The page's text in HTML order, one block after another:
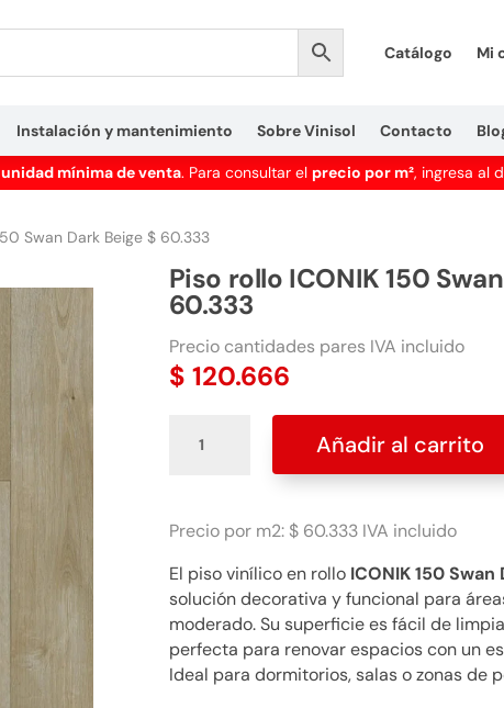
Catálogo Mi
Instalación y mantenimiento Sobre Vinisol Contacto
unidad mínima de venta. Para consultar el precio por m², ingresa al
Swan Dark Beige $ 60.333
Piso rollo ICONIK 150
60.333
Precio cantidades pares IVA incluido
$ 120.666
Swan
Beige
$
60.333
cantidad
Añadir al carrito
Precio por m2: $ 60.333 IVA incluido
El piso vinílico en rollo ICONIK 150 Swan
solución decorativa y funcional para
moderado. Su superficie es fácil de
perfecta para renovar espacios con un
Ideal para dormitorios, salas o zonas de